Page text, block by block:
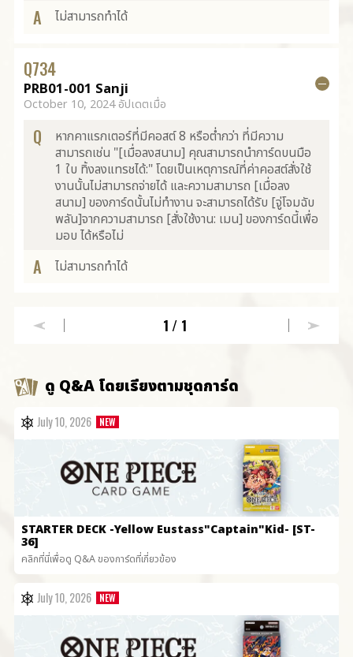
A ไม่สามารถทำได้
Q734
PRB01-001 Sanji
October 10, 2024 อัปเดตเมื่อ
Q
หากคาแรกเตอร์ที่มีคอสต์ 8 หรือต่ำกว่า ที่มีความ
สามารถเช่น "[เมื่อลงสนาม] คุณสามารถนำการ์ดบนมือ
1 ใบ ทิ้งลงแทรชได้:" โดยเป็นเหตุการณ์ที่ค่าคอสต์สั่งใช้
งานนั้นไม่สามารถจ่ายได้ และความสามารถ [เมื่อลง
สนาม] ของการ์ดนั้นไม่ทำงาน จะสามารถได้รับ [จู่โจมฉับ
พลัน]จากความสามารถ [สั่งใช้งาน: เมน] ของการ์ดนี้เพื่อ
มอบ ได้หรือไม่
A ไม่สามารถทำได้
1/1
ดู Q&A โดยเรียงตามชุดการ์ด
July 10, 2026
STARTER DECK -Yellow Eustass"Captain"Kid- [ST-
36]
คลิกที่นี่เพื่อดู Q&A ของการ์ดที่เกี่ยวข้อง
July 10, 2026